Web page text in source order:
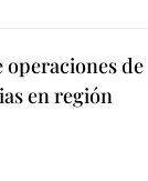
de
en región